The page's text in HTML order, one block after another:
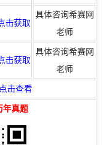
击获取
具体咨询希赛网
老师
击获取
具体咨询希赛网
老师
击查看
年真题